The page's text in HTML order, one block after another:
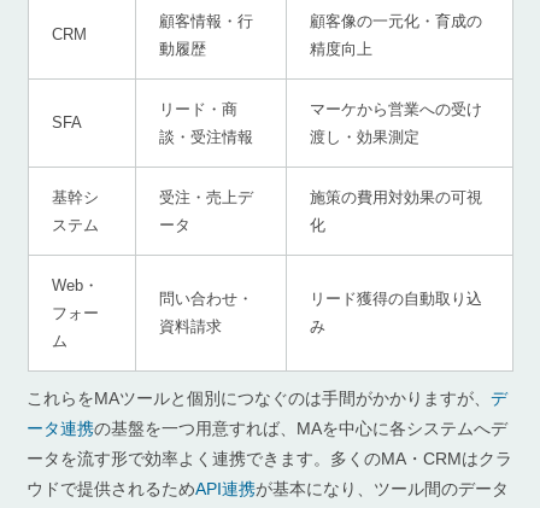
CRM
顧客情報・行
動履歴
顧客像の一元化・育成の
精度向上
SFA
リード・商
談・受注情報
マーケから営業への受け
渡し・効果測定
基幹シ
ステム
受注・売上デ
ータ
施策の費用対効果の可視
化
Web・
フォー
ム
問い合わせ・
資料請求
リード獲得の自動取り込
み
これらをMAツールと個別につなぐのは手間がかかりますが、デ
ータ連携の基盤を一つ用意すれば、MAを中心に各システムへデ
ータを流す形で効率よく連携できます。多くのMA・CRMはクラ
ウドで提供されるためAPI連携が基本になり、ツール間のデータ